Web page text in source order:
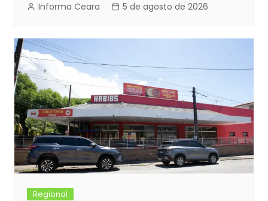
Informa Ceara 5 de agosto de 2026
Regional